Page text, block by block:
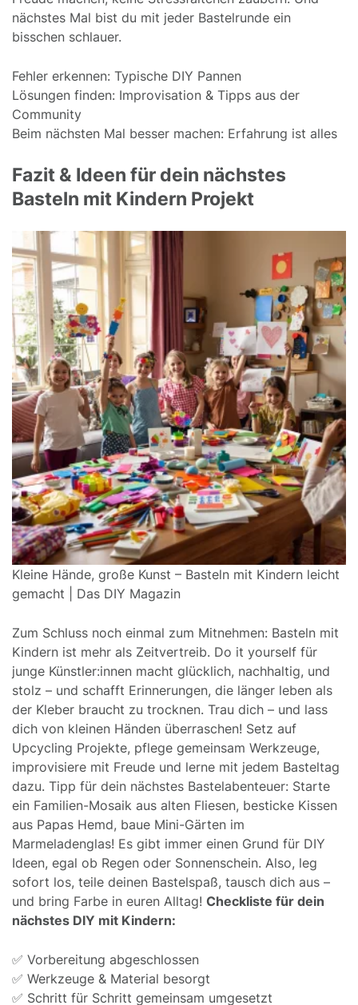
nächstes Mal bist du mit jeder Bastelrunde ein
bisschen schlauer.
Fehler erkennen: Typische DIY Pannen
Lösungen finden: Improvisation & Tipps aus der
Community
Beim nächsten Mal besser machen: Erfahrung ist alles
Fazit & Ideen für dein nächstes
Basteln mit Kindern Projekt
Kleine Hände, große Kunst – Basteln mit Kindern leicht
gemacht | Das DIY Magazin
Zum Schluss noch einmal zum Mitnehmen: Basteln mit
Kindern ist mehr als Zeitvertreib. Do it yourself für
junge Künstler:innen macht glücklich, nachhaltig, und
stolz – und schafft Erinnerungen, die länger leben als
der Kleber braucht zu trocknen. Trau dich – und lass
dich von kleinen Händen überraschen! Setz auf
Upcycling Projekte, pflege gemeinsam Werkzeuge,
improvisiere mit Freude und lerne mit jedem Basteltag
dazu. Tipp für dein nächstes Bastelabenteuer: Starte
ein Familien-Mosaik aus alten Fliesen, besticke Kissen
aus Papas Hemd, baue Mini-Gärten im
Marmeladenglas! Es gibt immer einen Grund für DIY
Ideen, egal ob Regen oder Sonnenschein. Also, leg
sofort los, teile deinen Bastelspaß, tausch dich aus –
und bring Farbe in euren Alltag! Checkliste für dein
nächstes DIY mit Kindern:
✅ Vorbereitung abgeschlossen
✅ Werkzeuge & Material besorgt
✅ Schritt für Schritt gemeinsam umgesetzt